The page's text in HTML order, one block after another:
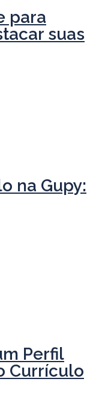
para
suas
na Gupy:
Perfil
Currículo